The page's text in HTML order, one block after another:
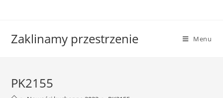
Zaklinamy przestrzenie Menu
PK2155